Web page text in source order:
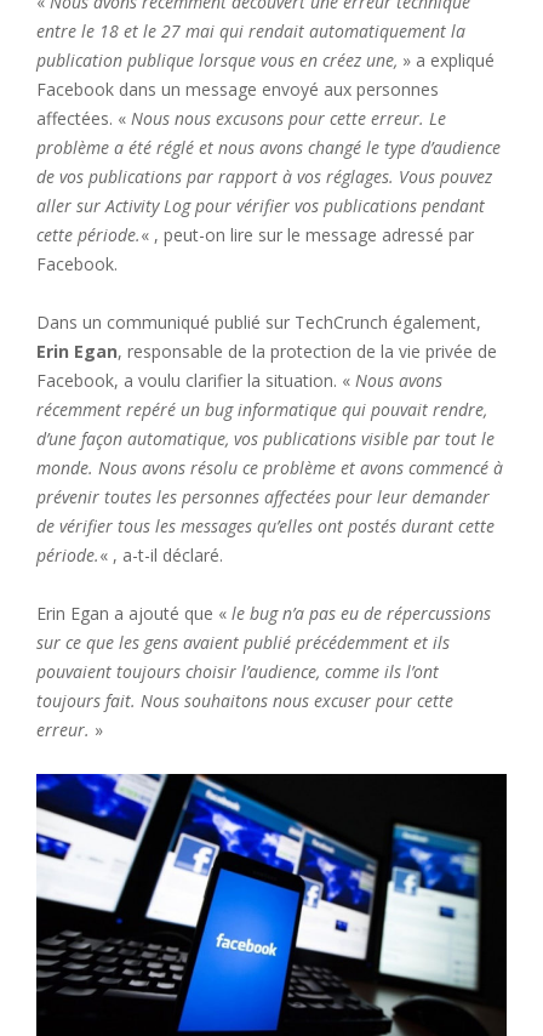
entre le 18 et le 27 mai qui rendait automatiquement la
publication publique lorsque vous en créez une, » a expliqué
Facebook dans un message envoyé aux personnes
affectées. « Nous nous excusons pour cette erreur. Le
problème a été réglé et nous avons changé le type d’audience
de vos publications par rapport à vos réglages. Vous pouvez
aller sur Activity Log pour vérifier vos publications pendant
cette période.« , peut-on lire sur le message adressé par
Facebook.
Dans un communiqué publié sur TechCrunch également,
Erin Egan, responsable de la protection de la vie privée de
Facebook, a voulu clarifier la situation. « Nous avons
récemment repéré un bug informatique qui pouvait rendre,
d’une façon automatique, vos publications visible par tout le
monde. Nous avons résolu ce problème et avons commencé à
prévenir toutes les personnes affectées pour leur demander
de vérifier tous les messages qu’elles ont postés durant cette
période.« , a-t-il déclaré.
Erin Egan a ajouté que « le bug n’a pas eu de répercussions
sur ce que les gens avaient publié précédemment et ils
pouvaient toujours choisir l’audience, comme ils l’ont
toujours fait. Nous souhaitons nous excuser pour cette
erreur. »